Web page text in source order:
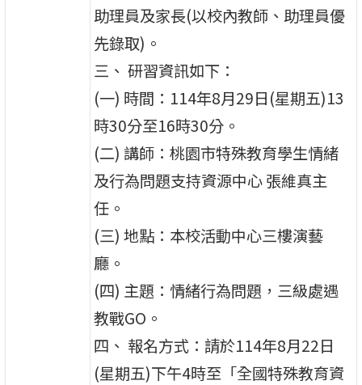
助理員及家長(以校內教師、助理員優
先錄取)。
三、 研習資訊如下：
(一) 時間：114年8月29日(星期五)13
時30分至16時30分。
(二) 講師：桃園市特殊教育學生情緒
及行為問題支持資源中心 張維真主
任。
(三) 地點：本校活動中心三樓演藝
廳。
(四) 主題：情緒行為問題，三級處遇
教戰GO。
四、 報名方式：請於114年8月22日
(星期五)下午4時至「全國特殊教育資